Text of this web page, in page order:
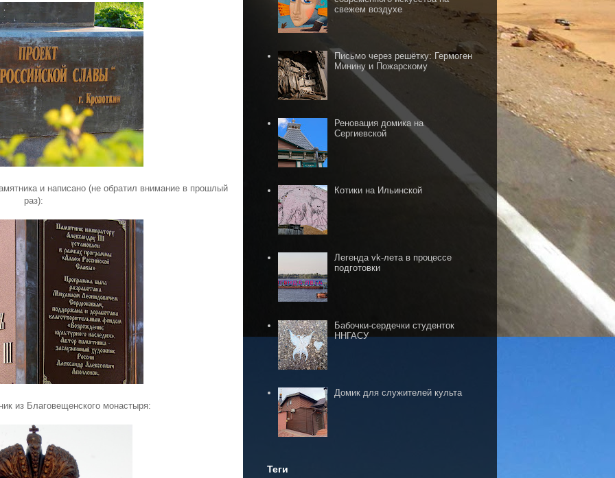
и написано (не обратил внимание в прошлый
раз):
из Благовещенского монастыря:
свежем воздухе
Письмо через решётку: Гермоген
Минину и Пожарскому
Реновация домика на
Сергиевской
Котики на Ильинской
Легенда vk-лета в процессе
подготовки
Бабочки-сердечки студенток
ННГАСУ
Домик для служителей культа
Теги